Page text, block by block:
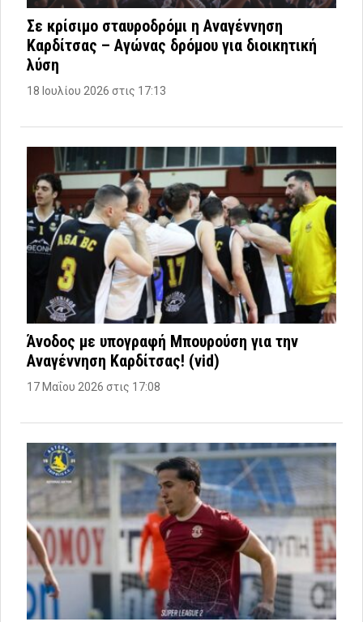
Σε κρίσιμο σταυροδρόμι η Αναγέννηση
Καρδίτσας – Αγώνας δρόμου για διοικητική
λύση
18 Ιουλίου 2026 στις 17:13
Άνοδος με υπογραφή Μπουρούση για την
Αναγέννηση Καρδίτσας! (vid)
17 Μαΐου 2026 στις 17:08